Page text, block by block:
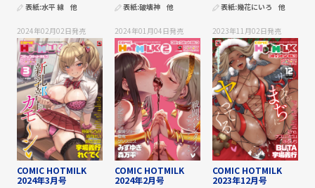
表紙:水平 線 他 表紙:破壊神 他 表紙:幾花にいろ 他
2024年02月02日発売
COMIC HOTMILK
2024年3月号
2024年01月04日発売
COMIC HOTMILK
2024年2月号
2023年11月02日発売
COMIC HOTMILK
2023年12月号